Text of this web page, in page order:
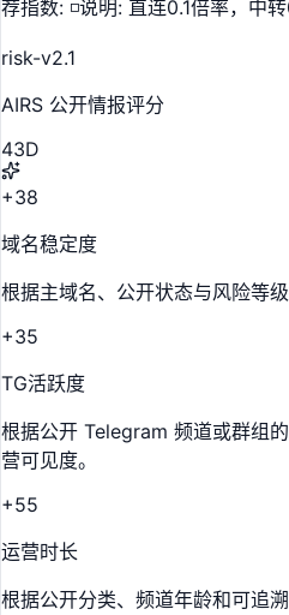
荐指数: ◽️说明: 直连0.1倍率，中
risk-v2.1
AIRS 公开情报评分
43D
+38
域名稳定度
根据主域名、公开状态与风险等级
+35
TG活跃度
根据公开 Telegram 频道或群组
营可见度。
+55
运营时长
根据公开分类、频道年龄和可追